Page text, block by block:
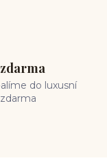
do luxusní